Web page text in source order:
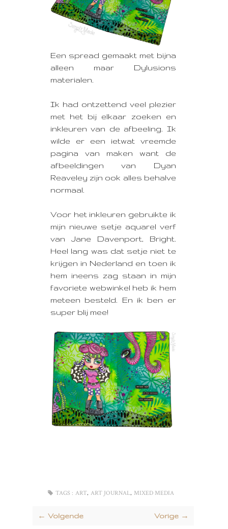
Een spread gemaakt met bijna
alleen maar Dylusions
materialen.
Ik had ontzettend veel plezier
met het bij elkaar zoeken en
inkleuren van de afbeeling. Ik
wilde er een ietwat vreemde
pagina van maken want de
afbeeldingen van Dyan
Reaveley zijn ook alles behalve
normaal.
Voor het inkleuren gebruikte ik
mijn nieuwe setje aquarel verf
van Jane Davenport, Bright.
Heel lang was dat setje niet te
krijgen in Nederland en toen ik
hem ineens zag staan in mijn
favoriete webwinkel heb ik hem
meteen besteld. En ik ben er
super blij mee!
TAGS : ART, ART JOURNAL, MIXED MEDIA
← Volgende Vorige →